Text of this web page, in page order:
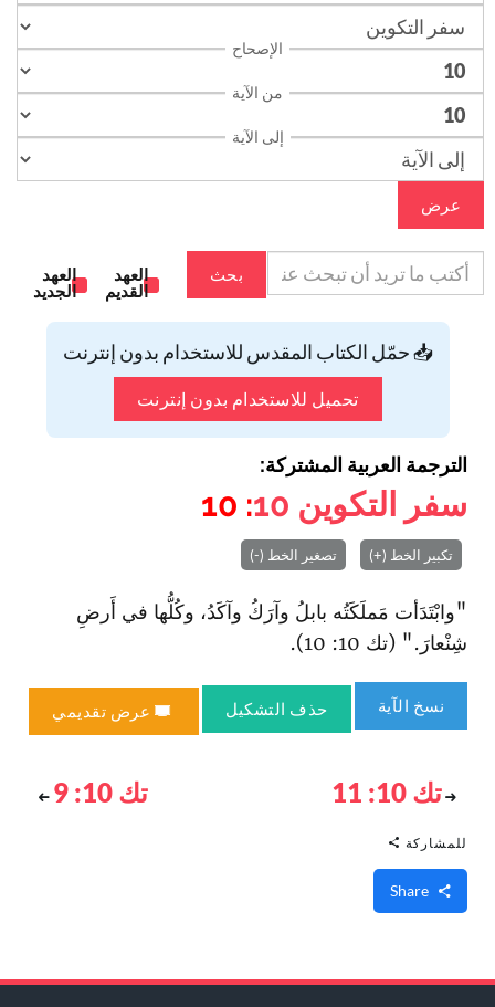
الإصحاح
من الآية
إلى الآية
عرض
بحث
العهد
القديم
العهد
الجديد
📥 حمّل الكتاب المقدس للاستخدام بدون إنترنت
تحميل للاستخدام بدون إنترنت
الترجمة العربية المشتركة:
سفر التكوين 10
: 10
تكبير الخط (+) تصغير الخط (-)
"وا‏بْتَدَأت مَملَكَتُه بابلُ وآرَكُ وآكَدُ، وكُلُّها في أَرضِ
شِنْعارَ." (تك 10: 10).
نسخ الآية حذف التشكيل عرض تقديمي
تك 10: 11 تك 10: 9
للمشاركة